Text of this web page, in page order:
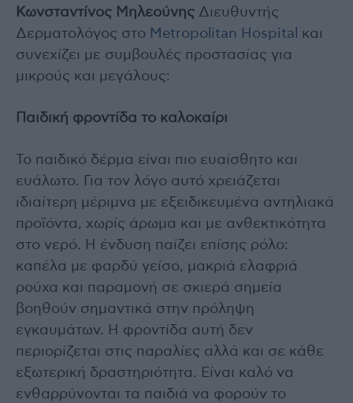
Κωνσταντίνος Μηλεούνης Διευθυντής
Δερματολόγος στο Metropolitan Hospital
και
συνεχίζει με συμβουλές προστασίας για
μικρούς και μεγάλους:
Παιδική φροντίδα το καλοκαίρι
Το παιδικό δέρμα είναι πιο ευαίσθητο και
ευάλωτο. Για τον λόγο αυτό χρειάζεται
ιδιαίτερη μέριμνα με εξειδικευμένα αντηλιακά
προϊόντα, χωρίς άρωμα και με ανθεκτικότητα
στο νερό. Η ένδυση παίζει επίσης ρόλο:
καπέλα με φαρδύ γείσο, μακριά ελαφριά
ρούχα και παραμονή σε σκιερά σημεία
βοηθούν σημαντικά στην πρόληψη
εγκαυμάτων. Η φροντίδα αυτή δεν
περιορίζεται στις παραλίες αλλά και σε κάθε
εξωτερική δραστηριότητα. Είναι καλό να
ενθαρρύνονται τα παιδιά να φορούν το